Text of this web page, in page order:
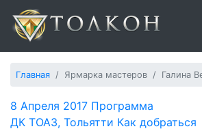
Главная Ярмарка мастеров Галина
8 Апреля 2017 Программа
ДК ТОАЗ, Тольятти Как добраться